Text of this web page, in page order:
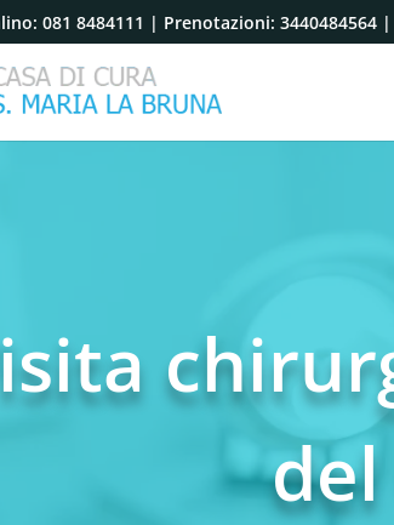
081 8484111 | Prenotazioni:3440484564 |